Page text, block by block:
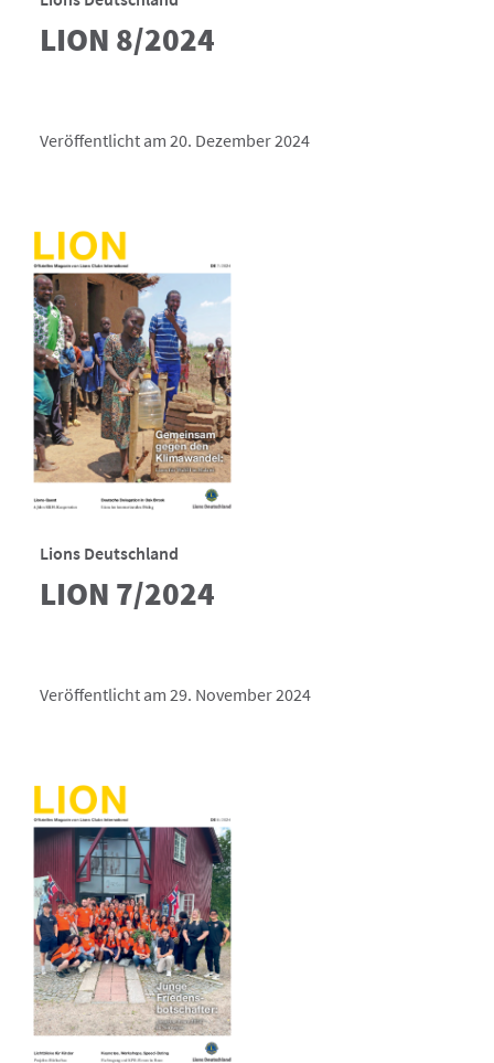
LION 8/2024
Veröffentlicht am 20. Dezember 2024
Lions Deutschland
LION 7/2024
Veröffentlicht am 29. November 2024